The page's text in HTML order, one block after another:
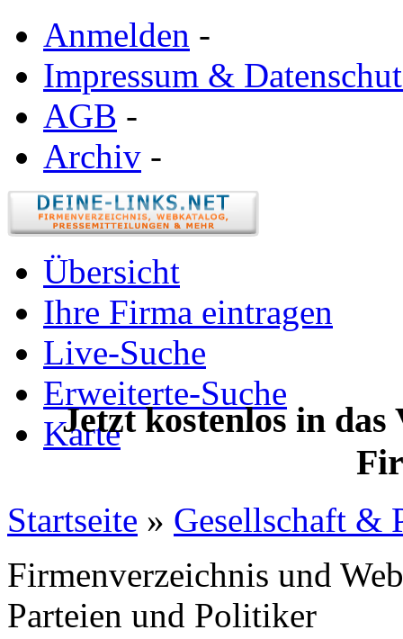
Anmelden -
Impressum &
AGB -
Archiv -
Übersicht
Ihre Firma eintragen
Live-Suche
Erweiterte-Suche
Karte
Jetzt kostenlos in
Startseite » Gesellschaft &
Firmenverzeichnis und
Parteien und Politiker